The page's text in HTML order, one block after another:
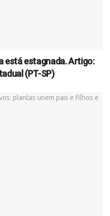
está estagnada. Artigo:
(PT-SP)